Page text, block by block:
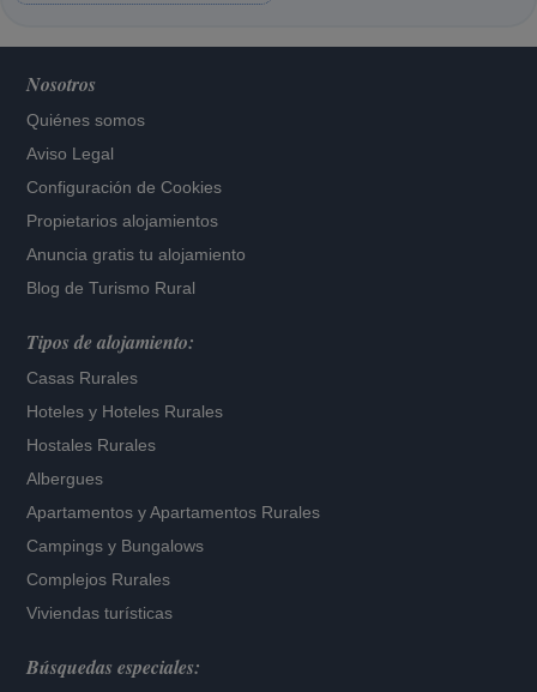
Nosotros
Quiénes somos
Aviso Legal
Configuración de Cookies
Propietarios alojamientos
Anuncia gratis tu alojamiento
Blog de Turismo Rural
Tipos de alojamiento:
Casas Rurales
Hoteles y Hoteles Rurales
Hostales Rurales
Albergues
Apartamentos yApartamentos Rurales
Campings y Bungalows
Complejos Rurales
Viviendas turísticas
Búsquedas especiales: